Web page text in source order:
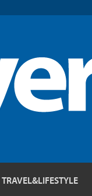
TRAVEL&LIFESTYLE